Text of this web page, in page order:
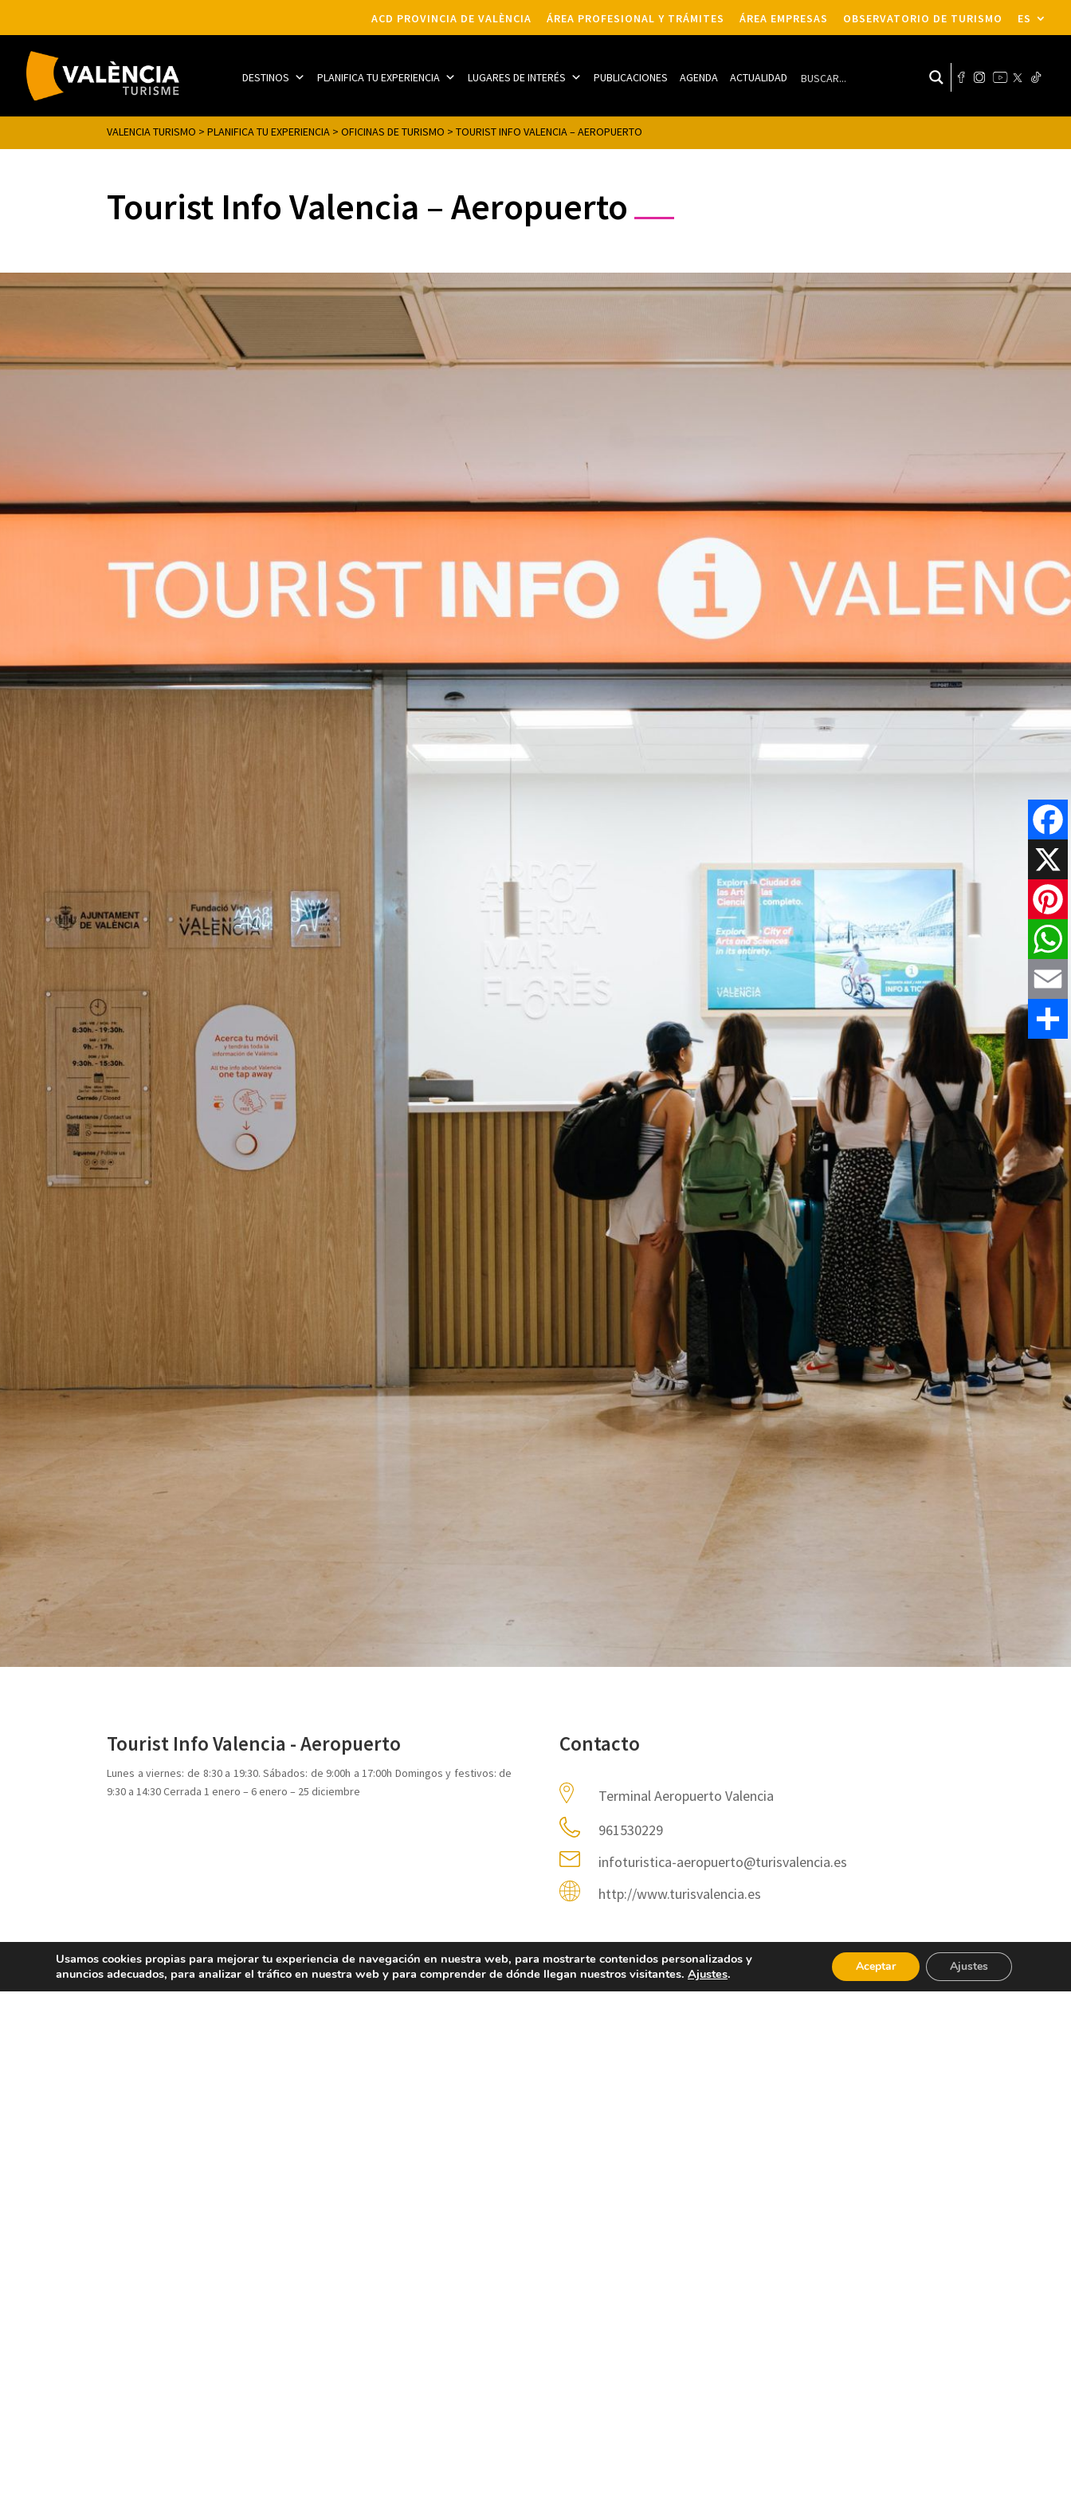
ACD PROVINCIA DE VALÈNCIA ÁREA PROFESIONAL Y TRÁMITES ÁREA EMPRESAS OBSERVATORIO DE TURISMO ES
DESTINOS PLANIFICA TU EXPERIENCIA LUGARES DE INTERÉS PUBLICACIONES AGENDA ACTUALIDAD
VALENCIA TURISMO >PLANIFICA TU EXPERIENCIA >OFICINAS DE TURISMO >TOURIST INFO VALENCIA – AEROPUERTO
Tourist Info Valencia – Aeropuerto
Tourist Info Valencia - Aeropuerto
Lunes a viernes: de 8:30 a 19:30. Sábados: de 9:00h a 17:00h Domingos y festivos: de
9:30 a 14:30 Cerrada 1 enero – 6 enero – 25 diciembre
Contacto
Terminal Aeropuerto Valencia
961530229
infoturistica-aeropuerto@turisvalencia.es
http://www.turisvalencia.es
X
Email
Usamos cookies propias para mejorar tu experiencia de navegación en nuestra web, para mostrarte contenidos personalizados y
anuncios adecuados, para analizar el tráfico en nuestra web y para comprender de dónde llegan nuestros visitantes. Ajustes. Aceptar Ajustes